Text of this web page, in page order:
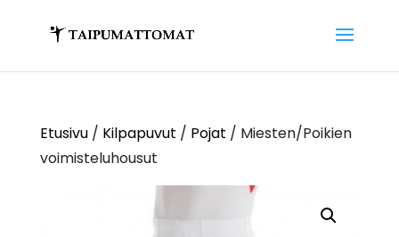
Etusivu/ Kilpapuvut / Pojat / Miesten/Poikien
voimisteluhousut